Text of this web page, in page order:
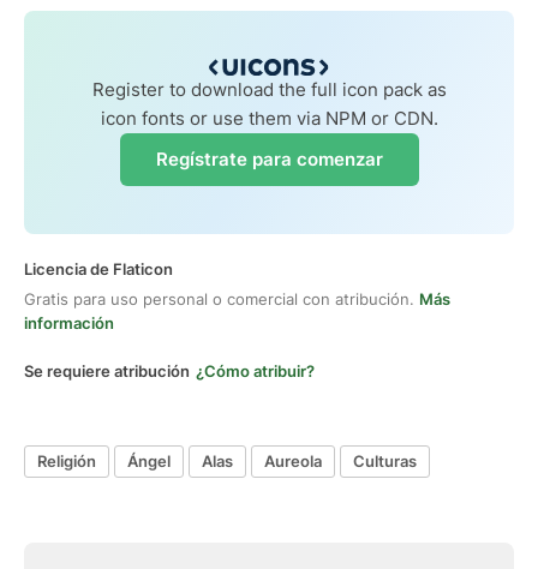
Register to download the full icon pack as
icon fonts or use them via NPM or CDN.
Regístrate para comenzar
Licencia de Flaticon
Gratis para uso personal o comercial con atribución. Más
información
Se requiere atribución ¿Cómo atribuir?
Religión Ángel Alas Aureola Culturas